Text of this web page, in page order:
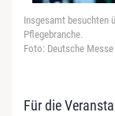
Insgesamt besuchten
Pflegebranche.
Foto: Deutsche Messe
Für die